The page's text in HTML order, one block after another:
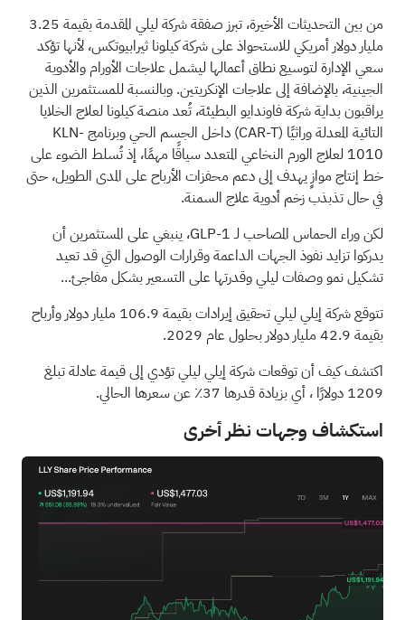
من بين التحديثات الأخيرة، تبرز صفقة شركة ليلي المقدمة بقيمة 3.25
مليار دولار أمريكي للاستحواذ على شركة كيلونا ثيرابيوتكس، لأنها تؤكد
سعي الإدارة لتوسيع نطاق أعمالها ليشمل علاجات الأورام والأدوية
الجينية، بالإضافة إلى علاجات الإنكريتين. وبالنسبة للمستثمرين الذين
يراقبون بداية شركة فاوندايو البطيئة، تُعد منصة كيلونا لعلاج الخلايا
التائية المعدلة وراثيًا (CAR-T) داخل الجسم الحي وبرنامج KLN-
1010 لعلاج الورم النخاعي المتعدد سياقًا مهمًا، إذ تُسلط الضوء على
خط إنتاج موازٍ يهدف إلى دعم محفزات الأرباح على المدى الطويل، حتى
في حال تذبذب زخم أدوية علاج السمنة.
لكن وراء الحماس المصاحب لـ GLP-1، ينبغي على المستثمرين أن
يدركوا تزايد نفوذ الجهات الداعمة وقرارات الوصول التي قد تعيد
تشكيل نمو وصفات ليلي وقدرتها على التسعير بشكل مفاجئ...
تتوقع شركة إيلي ليلي تحقيق إيرادات بقيمة 106.9 مليار دولار وأرباح
بقيمة 42.9 مليار دولار بحلول عام 2029.
اكتشف كيف أن توقعات شركة إيلي ليلي تؤدي إلى قيمة عادلة تبلغ
1209 دولارًا
، أي بزيادة قدرها 37٪ عن سعرها الحالي.
استكشاف وجهات نظر أخرى